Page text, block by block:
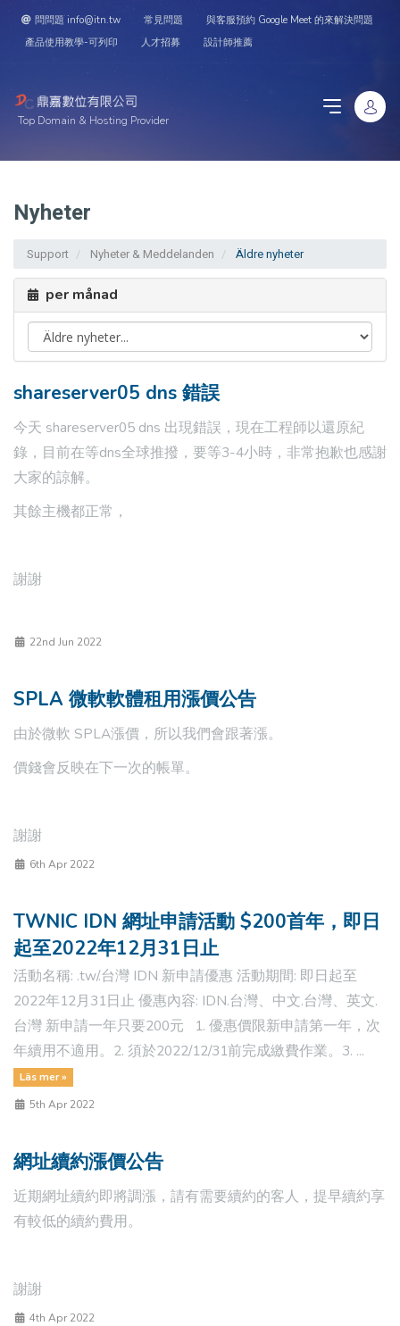
問問題 info@itn.tw 常見問題
與客服預約 Google Meet 的來解決問題
產品使用教學-可列印
人才招募 設計師推薦
Top Domain & Hosting Provider
Nyheter
Support Nyheter & Meddelanden Äldre nyheter
per månad
shareserver05 dns 錯誤
今天 shareserver05 dns 出現錯誤，現在工程師以還原紀
錄，目前在等dns全球推撥，要等3-4小時，非常抱歉也感謝
大家的諒解。
其餘主機都正常，
謝謝
22nd Jun 2022
SPLA 微軟軟體租用漲價公告
由於微軟 SPLA漲價，所以我們會跟著漲。
價錢會反映在下一次的帳單。
謝謝
6th Apr 2022
TWNIC IDN 網址申請活動 $200首年，即日
起至2022年12月31日止
活動名稱: .tw/.台灣 IDN 新申請優惠 活動期間: 即日起至
2022年12月31日止 優惠內容: IDN.台灣、中文.台灣、英文.
台灣 新申請一年只要200元 1. 優惠價限新申請第一年，次
年續用不適用。2. 須於2022/12/31前完成繳費作業。3. ...
Läs mer »
5th Apr 2022
網址續約漲價公告
近期網址續約即將調漲，請有需要續約的客人，提早續約享
有較低的續約費用。
謝謝
4th Apr 2022